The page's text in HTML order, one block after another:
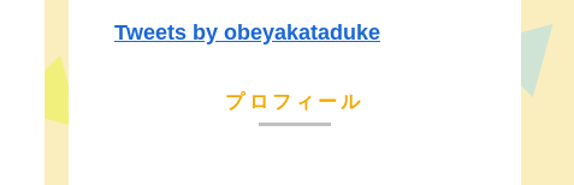
Tweets by obeyakataduke
プロフィール